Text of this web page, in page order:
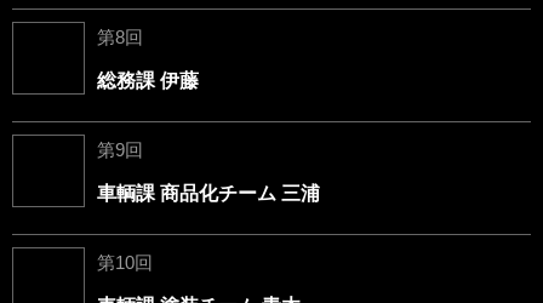
第8回
総務課 伊藤
第9回
車輌課 商品化チーム 三浦
第10回